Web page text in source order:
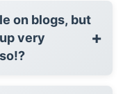
on blogs, but
very
+